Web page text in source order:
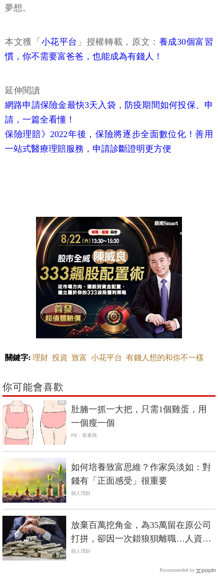
夢想。
本文獲「 小花平台 」授權轉載，原文： 養成30個富習
慣，你不需要富爸爸，也能成為有錢人！
延伸閱讀
網路申請保險金最快3天入袋，防疫期間如何投保、申
請，一篇全看懂！
保險理賠》2022年後，保險將逐步全面數位化！善用
一站式醫療理賠服務，申請診斷證明更方便
關鍵字: 理財 投資 致富 小花平台 有錢人想的和你不一樣
你可能會喜歡
PR
肚腩一抓一大把，只需1個雞蛋，用
一個瘦一個
PR・新素簡
如何培養致富思維？作家吳淡如：對
錢有「正面感受」很重要
個人理財
放棄百萬挖角金，為35萬留在原公司
打拼，卻因一次錯狼狽離職…人資主
管勸：別把離職當加薪談判籌碼
個人理財
Recommended by